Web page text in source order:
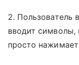
2. Пользователь
вводит символы,
просто